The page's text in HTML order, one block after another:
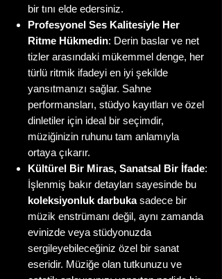
bir tını elde edersiniz.
Profesyonel Ses Kalitesiyle Her
Ritme Hükmedin: Derin baslar ve net
tizler arasındaki mükemmel denge, her
türlü ritmik ifadeyi en iyi şekilde
yansıtmanızı sağlar. Sahne
performansları, stüdyo kayıtları ve özel
dinletiler için ideal bir seçimdir,
müziğinizin ruhunu tam anlamıyla
ortaya çıkarır.
Kültürel Bir Miras, Sanatsal Bir İfade:
İşlenmiş bakır detayları sayesinde bu
koleksiyonluk darbukasadece bir
müzik enstrümanı değil, aynı zamanda
evinizde veya stüdyonuzda
sergileyebileceğiniz özel bir sanat
eseridir. Müziğe olan tutkunuzu ve